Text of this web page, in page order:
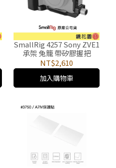
SmallRig 4257 Sony ZVE1
承架 兔籠 帶矽膠握把
NT$2,610
加入購物車